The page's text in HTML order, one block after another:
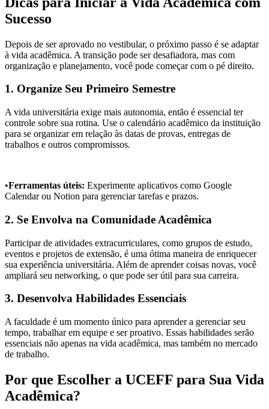
Sucesso
Depois de ser aprovado no vestibular, o próximo passo é se adaptar
à vida acadêmica. A transição pode ser desafiadora, mas com
organização e planejamento, você pode começar com o pé direito.
1. Organize Seu Primeiro Semestre
A vida universitária exige mais autonomia, então é essencial ter
controle sobre sua rotina. Use o calendário acadêmico da instituição
para se organizar em relação às datas de provas, entregas de
trabalhos e outros compromissos.
•Ferramentas úteis: Experimente aplicativos como Google
Calendar ou Notion para gerenciar tarefas e prazos.
2. Se Envolva na Comunidade Acadêmica
Participar de atividades extracurriculares, como grupos de estudo,
eventos e projetos de extensão, é uma ótima maneira de enriquecer
sua experiência universitária. Além de aprender coisas novas, você
ampliará seu networking, o que pode ser útil para sua carreira.
3. Desenvolva Habilidades Essenciais
A faculdade é um momento único para aprender a gerenciar seu
tempo, trabalhar em equipe e ser proativo. Essas habilidades serão
essenciais não apenas na vida acadêmica, mas também no mercado
de trabalho.
Por que Escolher a UCEFF para Sua Vida
Acadêmica?